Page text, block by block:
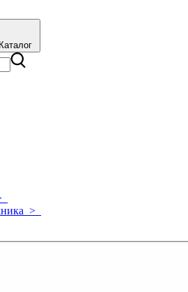
Каталог
>